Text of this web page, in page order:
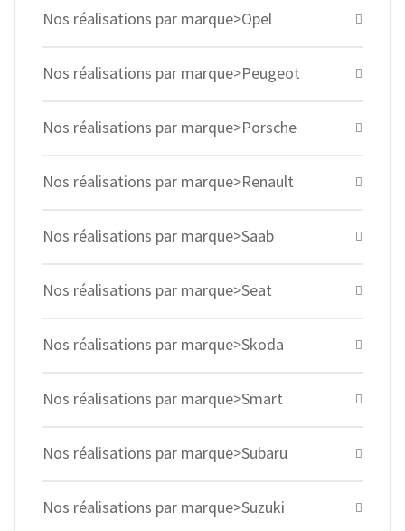
Nos réalisations par marque>Opel
Nos réalisations par marque>Peugeot
Nos réalisations par marque>Porsche
Nos réalisations par marque>Renault
Nos réalisations par marque>Saab
Nos réalisations par marque>Seat
Nos réalisations par marque>Skoda
Nos réalisations par marque>Smart
Nos réalisations par marque>Subaru
Nos réalisations par marque>Suzuki